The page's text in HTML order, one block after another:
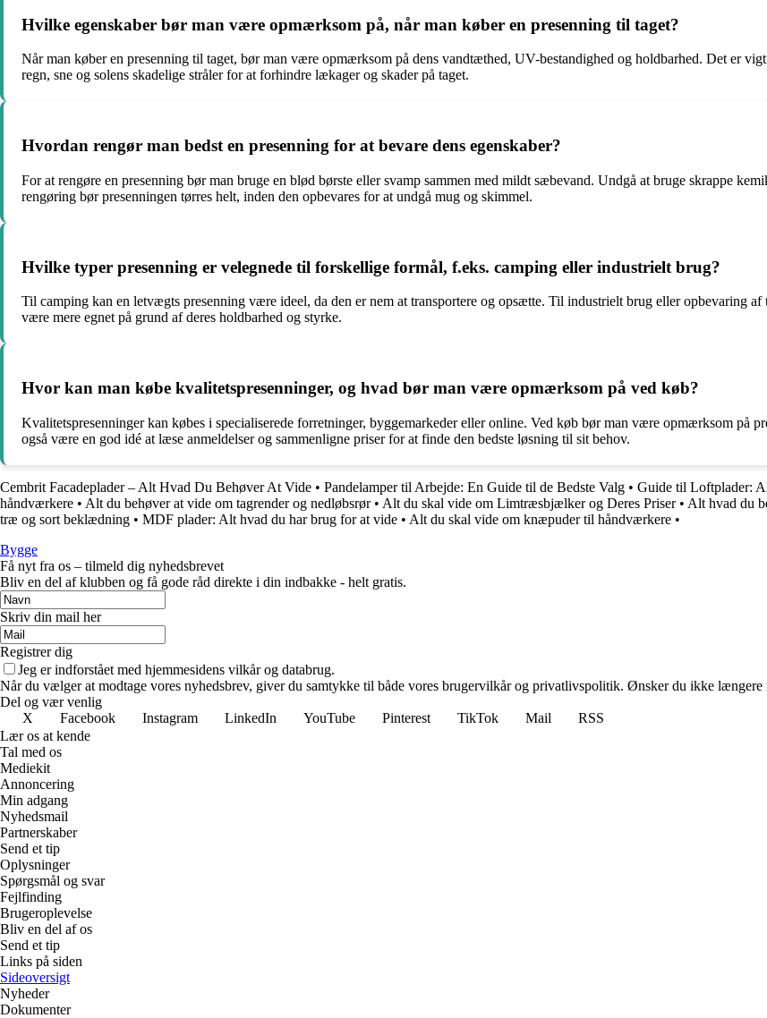
Hvilke egenskaber bør man være opmærksom på, når man køber en presenning til taget?
Når man køber en presenning til taget, bør man være opmærksom på dens vandtæthed, UV-bestandighed og holdbarhed. Det er
regn, sne og solens skadelige stråler for at forhindre lækager og skader på taget.
Hvordan rengør man bedst en presenning for at bevare dens egenskaber?
For at rengøre en presenning bør man bruge en blød børste eller svamp sammen med mildt sæbevand. Undgå at bruge skrappe
rengøring bør presenningen tørres helt, inden den opbevares for at undgå mug og skimmel.
Hvilke typer presenning er velegnede til forskellige formål, f.eks. camping eller industrielt brug?
Til camping kan en letvægts presenning være ideel, da den er nem at transportere og opsætte. Til industrielt brug eller opbevaring
være mere egnet på grund af deres holdbarhed og styrke.
Hvor kan man købe kvalitetspresenninger, og hvad bør man være opmærksom på ved køb?
Kvalitetspresenninger kan købes i specialiserede forretninger, byggemarkeder eller online. Ved køb bør man være opmærksom på
også være en god idé at læse anmeldelser og sammenligne priser for at finde den bedste løsning til sit behov.
Cembrit Facadeplader – Alt Hvad Du Behøver At Vide • Pandelamper til Arbejde: En Guide til de Bedste Valg • Guide til Loftplader:
håndværkere • Alt du behøver at vide om tagrender og nedløbsrør• Alt du skal vide om Limtræsbjælker og Deres Priser• Alt hvad du
træ og sort beklædning • MDF plader: Alt hvad du har brug for at vide • Alt du skal vide om knæpuder til håndværkere •
Bygge
Få nyt fra os – tilmeld dig nyhedsbrevet
Bliv en del af klubben og få gode råd direkte i din indbakke - helt gratis.
Skriv din mail her
Registrer dig
Jeg er indforstået med hjemmesidens vilkår og databrug.
Når du vælger at modtage vores nyhedsbrev, giver du samtykke til både vores brugervilkår og privatlivspolitik. Ønsker du ikke længere
Del og vær venlig
X
Facebook Instagram LinkedIn YouTube Pinterest TikTok Mail
RSS
Lær os at kende
Tal med os
Mediekit
Annoncering
Min adgang
Nyhedsmail
Partnerskaber
Send et tip
Oplysninger
Spørgsmål og svar
Fejlfinding
Brugeroplevelse
Bliv en del af os
Send et tip
Links på siden
Sideoversigt
Nyheder
Dokumenter